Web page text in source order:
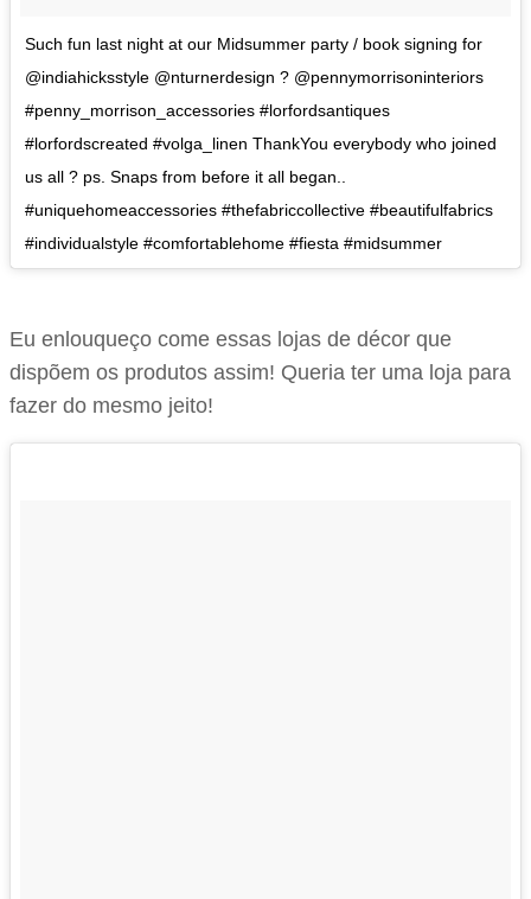
Such fun last night at our Midsummer party / book signing for
@indiahicksstyle @nturnerdesign ? @pennymorrisoninteriors
#penny_morrison_accessories #lorfordsantiques
#lorfordscreated #volga_linen ThankYou everybody who joined
us all ? ps. Snaps from before it all began..
#uniquehomeaccessories #thefabriccollective #beautifulfabrics
#individualstyle #comfortablehome #fiesta #midsummer
Eu enlouqueço come essas lojas de décor que
dispõem os produtos assim! Queria ter uma loja para
fazer do mesmo jeito!